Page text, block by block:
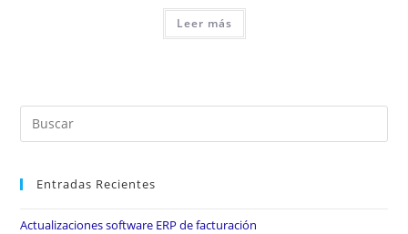
Leer más
Entradas Recientes
Actualizaciones software ERP de facturación